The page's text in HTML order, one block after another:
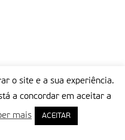
o site e a sua experiência.
a concordar em aceitar a
mais ACEITAR